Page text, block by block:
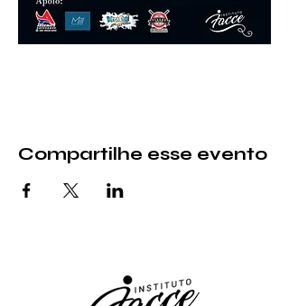
Compartilhe esse evento